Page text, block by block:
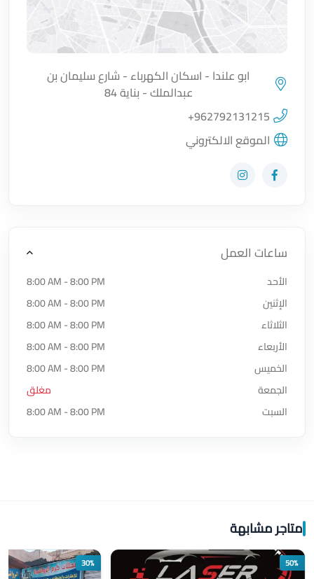
اضغط لتحميل الموقع
ابو علندا - اسكان الكهرباء - شارع سليمان بن
عبدالملك - بناية 84
+962792131215
الموقع الالكتروني
زيارة حساب المتجر على Facebook-f
زيارة حساب المتجر على Instagram
ساعات العمل
الأحد
8:00 AM - 8:00 PM
الإثنين
8:00 AM - 8:00 PM
الثلاثاء
8:00 AM - 8:00 PM
الأربعاء
8:00 AM - 8:00 PM
الخميس
8:00 AM - 8:00 PM
الجمعة
مغلق
السبت
8:00 AM - 8:00 PM
متاجر مشابهة
50%
30%